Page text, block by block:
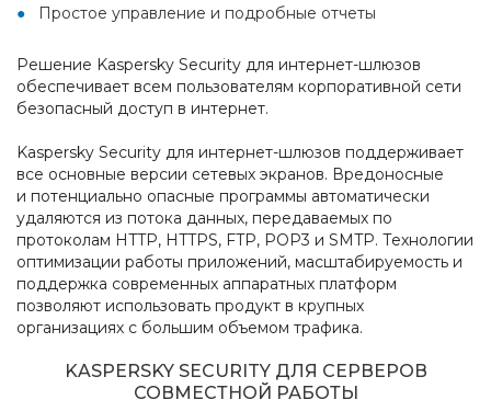
Простое управление и подробные отчеты
Решение Kaspersky Security для интернет-шлюзов
обеспечивает всем пользователям корпоративной сети
безопасный доступ в интернет.
Kaspersky Security для интернет-шлюзов поддерживает
все основные версии сетевых экранов. Вредоносные
и потенциально опасные программы автоматически
удаляются из потока данных, передаваемых по
протоколам HTTP, HTTPS, FTP, POP3 и SMTP. Технологии
оптимизации работы приложений, масштабируемость и
поддержка современных аппаратных платформ
позволяют использовать продукт в крупных
организациях с большим объемом трафика.
KASPERSKY SECURITY ДЛЯ СЕРВЕРОВ
СОВМЕСТНОЙ РАБОТЫ